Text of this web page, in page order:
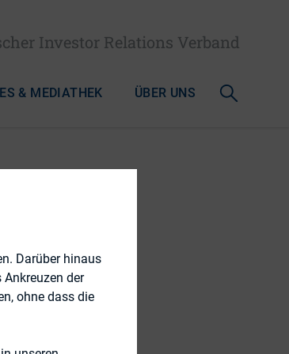
Investor Relations Verband
& MEDIATHEK ÜBER UNS
Darüber hinaus
der
ohne dass die